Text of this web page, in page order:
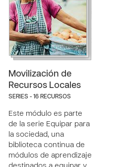
Movilización de
Recursos Locales
SERIES - 16 RECURSOS
Este módulo es parte
de la serie Equipar para
la sociedad, una
biblioteca continua de
módulos de aprendizaje